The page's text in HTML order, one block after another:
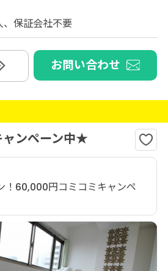
保証会社不要
お問い合わせ
ンペーン中★
60,000円コミコミキャンペ